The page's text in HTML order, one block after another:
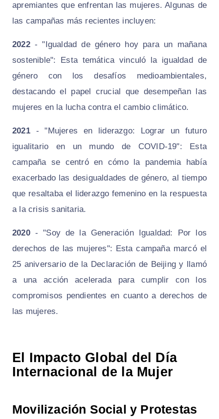
apremiantes que enfrentan las mujeres. Algunas de
las campañas más recientes incluyen:
2022- "Igualdad de género hoy para un mañana
sostenible": Esta temática vinculó la igualdad de
género con los desafíos medioambientales,
destacando el papel crucial que desempeñan las
mujeres en la lucha contra el cambio climático.
2021- "Mujeres en liderazgo: Lograr un futuro
igualitario en un mundo de COVID-19": Esta
campaña se centró en cómo la pandemia había
exacerbado las desigualdades de género, al tiempo
que resaltaba el liderazgo femenino en la respuesta
a la crisis sanitaria.
2020- "Soy de la Generación Igualdad: Por los
derechos de las mujeres": Esta campaña marcó el
25 aniversario de la Declaración de Beijing y llamó
a una acción acelerada para cumplir con los
compromisos pendientes en cuanto a derechos de
las mujeres.
El Impacto Global del Día
Internacional de la Mujer
Movilización Social y Protestas